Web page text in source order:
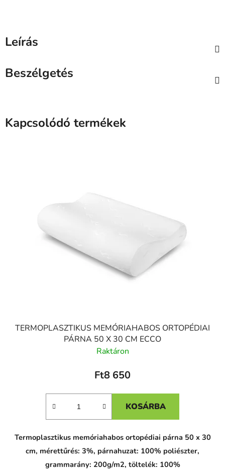
Leírás
Beszélgetés
Kapcsolódó termékek
TERMOPLASZTIKUS MEMÓRIAHABOS ORTOPÉDIAI
PÁRNA 50 X 30 CM ECCO
Raktáron
Ft8 650
KOSÁRBA
Termoplasztikus memóriahabos ortopédiai párna 50 x 30
cm, mérettűrés: 3%, párnahuzat: 100% poliészter,
grammarány: 200g/m2, töltelék: 100%